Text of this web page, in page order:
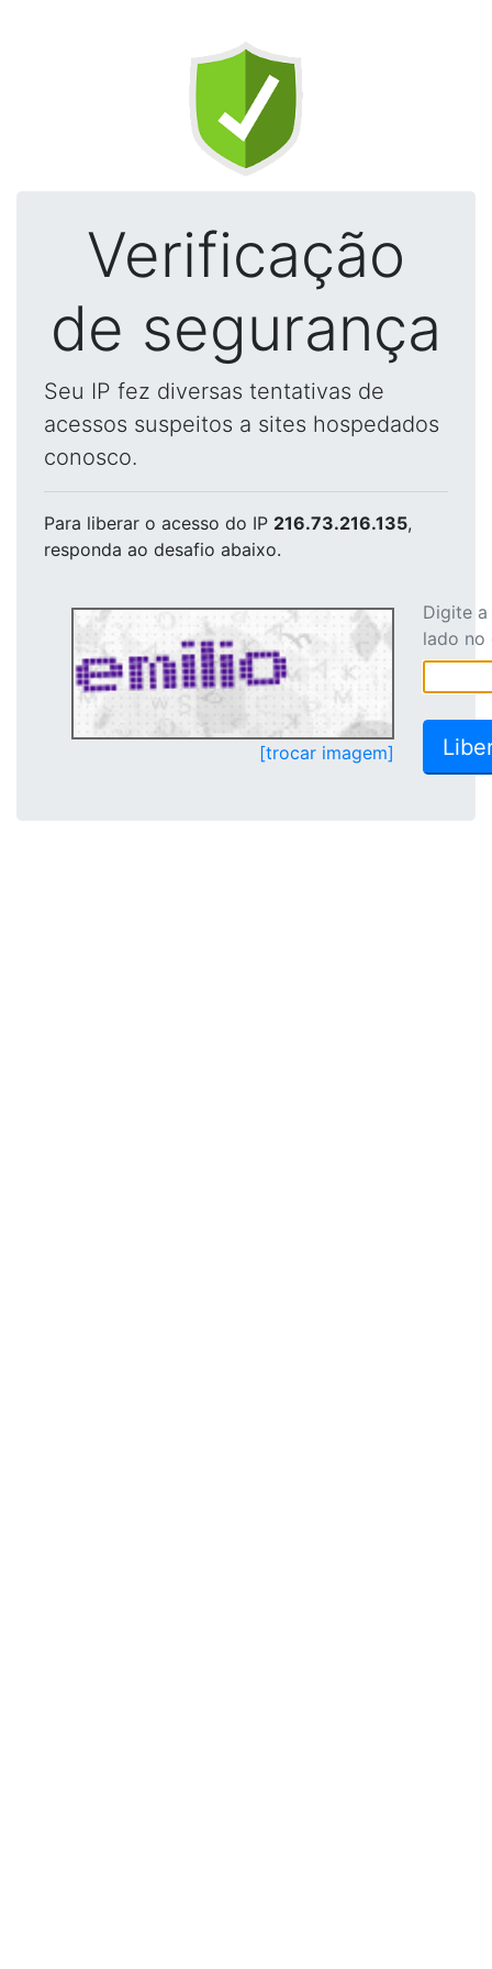
Verificação
de segurança
Seu IP fez diversas tentativas de
acessos suspeitos a sites hospedados
conosco.
Para liberar o acesso do IP 216.73.216.135,
responda ao desafio abaixo.
[trocar imagem]
Digite
lado no